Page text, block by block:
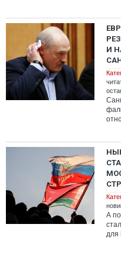
И
А
для